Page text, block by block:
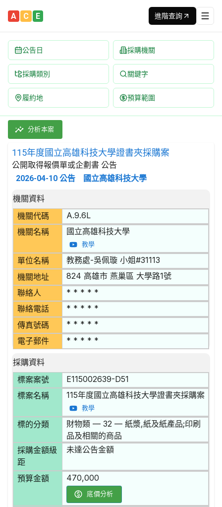
A C E 進階查詢
公告日 採購機關
採購類別 關鍵字
履約地 預算範圍
115年度國立高雄科技大學證書夾採購案 招標公告 | 案號：
採購類別：財物類 紙漿,紙及紙產品;印刷品及相關的商品 |
分析本案
115年度國立高雄科技大學證書夾採購案
公開取得報價單或企劃書 公告
2026-04-10 公告 國立高雄科技大學
招標公告詳細內容
機關資料
機關代碼
A.9.6L
機關名稱 國立高雄科技大學
教學
單位名稱 教務處-吳佩璇 小姐#31113
機關地址 824 高雄市 燕巢區 大學路1號
聯絡人 * * * * *
聯絡電話 * * * * *
傳真號碼 * * * * *
電子郵件 * * * * *
採購資料
標案案號
E115002639-D51
標案名稱 115年度國立高雄科技大學證書夾採購案
教學
標的分類
財物類 — 32 — 紙漿,紙及紙產品;印刷
品及相關的商品
採購金額級
距
未達公告金額
預算金額 470,000
底價分析